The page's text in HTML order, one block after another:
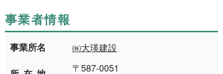
事業者情報
事業所名 ㈱大瑛建設
〒587-0051